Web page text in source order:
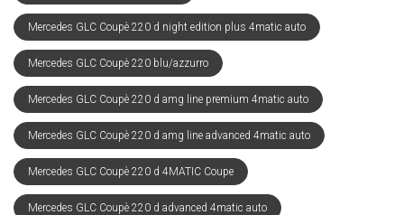
Mercedes GLC Coupè 220 d night edition plus 4matic auto
Mercedes GLC Coupè 220 blu/azzurro
Mercedes GLC Coupè 220 d amg line premium 4matic auto
Mercedes GLC Coupè 220 d amg line advanced 4matic auto
Mercedes GLC Coupè 220 d 4MATIC Coupe
Mercedes GLC Coupè 220 d advanced 4matic auto